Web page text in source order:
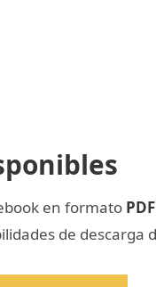
en formato PDF
de descarga